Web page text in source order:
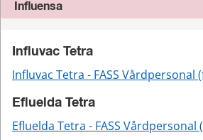
Influensa
Influvac Tetra
Influvac Tetra - FASS Vårdpersonal
Efluelda Tetra
Efluelda Tetra - FASS Vårdpersonal